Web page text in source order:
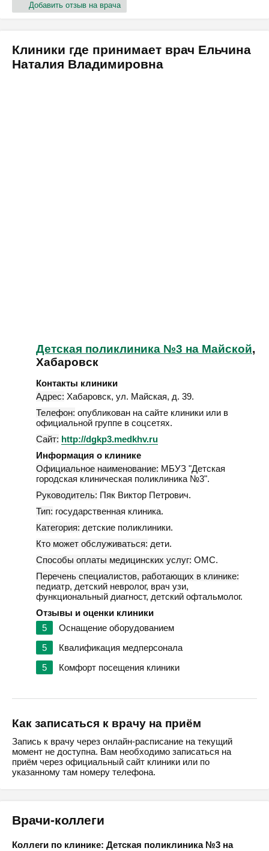
Добавить отзыв на врача
Клиники где принимает врач Ельчина
Наталия Владимировна
Детская поликлиника №3 на Майской,
Хабаровск
Контакты клиники
Адрес: Хабаровск, ул. Майская, д. 39.
Телефон: опубликован на сайте клиники или в
официальной группе в соцсетях.
Сайт: http://dgkp3.medkhv.ru
Информация о клинике
Официальное наименование: МБУЗ "Детская
городская клиническая поликлиника №3".
Руководитель: Пяк Виктор Петрович.
Тип: государственная клиника.
Категория: детские поликлиники.
Кто может обслуживаться: дети.
Способы оплаты медицинских услуг: ОМС.
Перечень специалистов, работающих в клинике:
педиатр, детский невролог, врач узи,
функциональный диагност, детский офтальмолог.
Отзывы и оценки клиники
5
Оснащение оборудованием
5
Квалификация медперсонала
5
Комфорт посещения клиники
Как записаться к врачу на приём
Запись к врачу через онлайн-расписание на текущий
момент не доступна. Вам необходимо записаться на
приём через официальный сайт клиники или по
указанному там номеру телефона.
Врачи-коллеги
Коллеги по клинике: Детская поликлиника №3 на